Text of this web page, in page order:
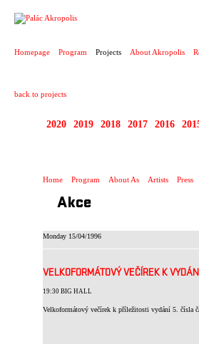
Homepage Program Projects About Akropolis
back to projects
2020 2019 2018 2017 2016
Home Program About As Artists Press
Akce
Monday 15/04/1996
VELKOFORMÁTOVÝ VEČÍREK K
19:30 BIG HALL
Velkoformátový večírek k příležitosti vydání 5. čísla